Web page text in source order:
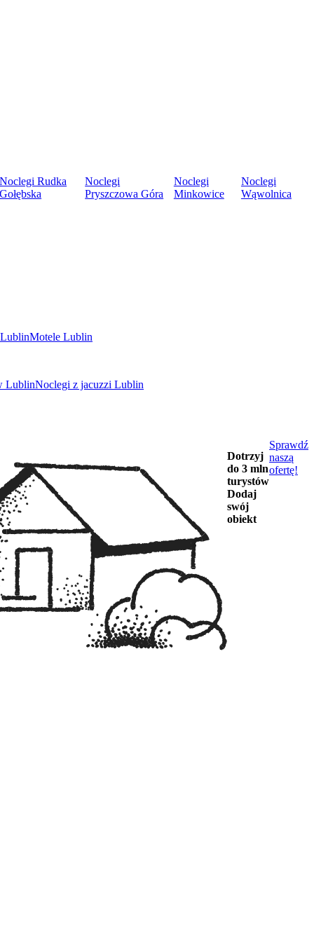
Noclegi Rudka
Gołębska
Noclegi
Pryszczowa Góra
Noclegi
Minkowice
Noclegi
Wąwolnica
Motele Lublin
LublinNoclegi z jacuzzi Lublin
Dotrzyj
do 3 mln
turystów
Dodaj
swój
obiekt
Sprawdź
naszą
ofertę!